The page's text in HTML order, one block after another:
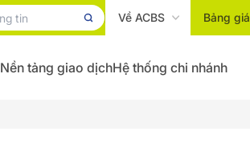
Về ACBS Bảng giá
Nền tảng giao dịchHệ thống chi nhánh